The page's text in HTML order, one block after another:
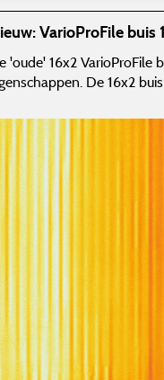
VarioProFile buis
'oude' 16x2 VarioProFile
De 16x2